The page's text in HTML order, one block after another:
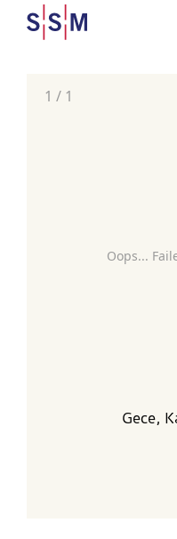
Oops...
1 / 1
Gece,